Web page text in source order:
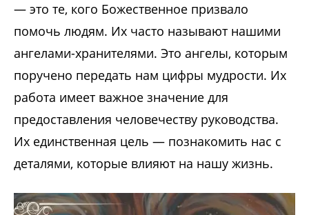
— это те, кого Божественное призвало
помочь людям. Их часто называют нашими
ангелами-хранителями. Это ангелы, которым
поручено передать нам цифры мудрости. Их
работа имеет важное значение для
предоставления человечеству руководства.
Их единственная цель — познакомить нас с
деталями, которые влияют на нашу жизнь.